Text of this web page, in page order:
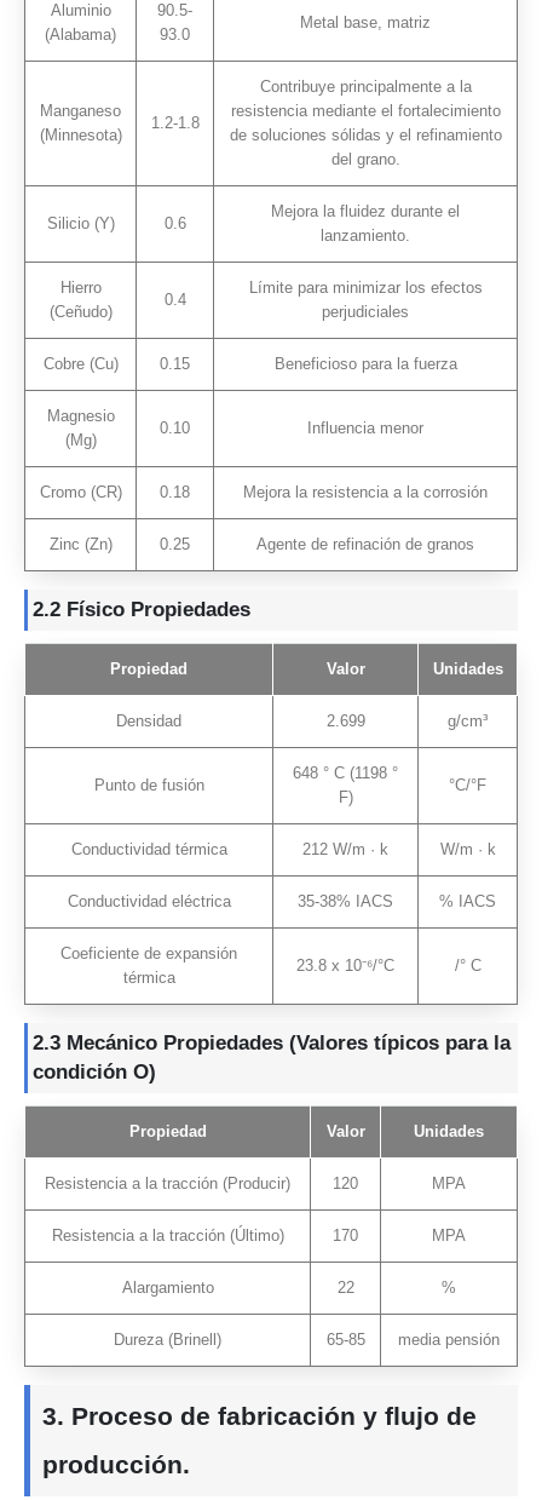
Aluminio
(Alabama)
90.5-
93.0
Metal base, matriz
Manganeso
(Minnesota)
1.2-1.8
Contribuye principalmente a la
resistencia mediante el fortalecimiento
de soluciones sólidas y el refinamiento
del grano.
Silicio (Y) 0.6
Mejora la fluidez durante el
lanzamiento.
Hierro
(Ceñudo)
0.4
Límite para minimizar los efectos
perjudiciales
Cobre (Cu) 0.15 Beneficioso para la fuerza
Magnesio
(Mg)
0.10 Influencia menor
Cromo (CR) 0.18 Mejora la resistencia a la corrosión
Zinc (Zn) 0.25 Agente de refinación de granos
2.2 Físico Propiedades
Propiedad Valor Unidades
Densidad 2.699 g/cm³
Punto de fusión
648 ° C (1198 °
F)
°C/°F
Conductividad térmica 212 W/m · k W/m · k
Conductividad eléctrica 35-38% IACS % IACS
Coeficiente de expansión
térmica
23.8 x 10⁻⁶/°C /° C
2.3 Mecánico Propiedades (Valores típicos para la
condición O)
Propiedad Valor Unidades
Resistencia a la tracción (Producir) 120 MPA
Resistencia a la tracción (Último) 170 MPA
Alargamiento 22 %
Dureza (Brinell) 65-85 media pensión
3. Proceso de fabricación y flujo de
producción.